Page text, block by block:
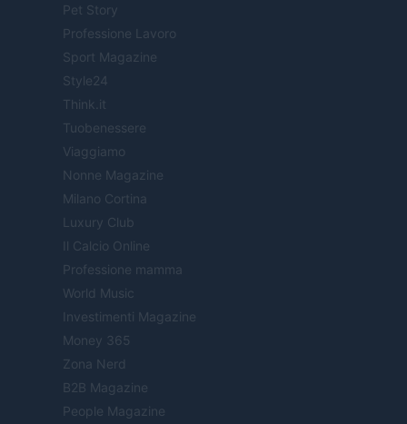
Pet Story
Professione Lavoro
Sport Magazine
Style24
Think.it
Tuobenessere
Viaggiamo
Nonne Magazine
Milano Cortina
Luxury Club
Il Calcio Online
Professione mamma
World Music
Investimenti Magazine
Money 365
Zona Nerd
B2B Magazine
People Magazine